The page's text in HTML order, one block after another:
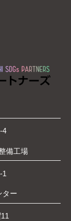
4
備工場
1
ター